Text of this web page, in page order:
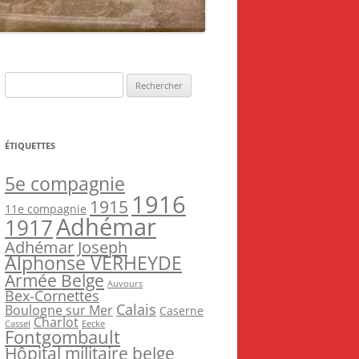
ÉTIQUETTES
5e compagnie
11e compagnie 1915 1916
1917Adhémar
Adhémar Joseph
Alphonse VERHEYDE
Armée Belge Auvours
Bex-Cornettes
Boulogne sur Mer Calais Caserne
Cassel Charlot Eecke
Fontgombault
Hôpital militaire belge